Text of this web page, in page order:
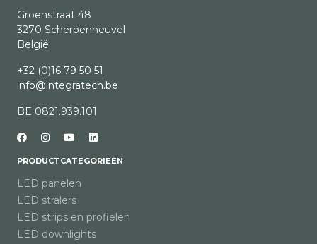
Groenstraat 48
3270 Scherpenheuvel
België
+32 (0)16 79 50 51
info@integratech.be
BE 0821.939.101
PRODUCTCATEGORIEËN
LED panelen
LED stralers
LED strips en profielen
LED downlights